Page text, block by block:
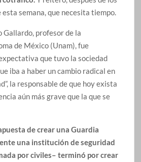
semana, que necesita tiempo.
Gallardo, profesor de la
de México (Unam), fue
que tuvo la sociedad
iba a haber un cambio radical en
la responsable de que hoy exista
aún más grave que la que se
de crear una Guardia
una institución de seguridad
por civiles– terminó por crear